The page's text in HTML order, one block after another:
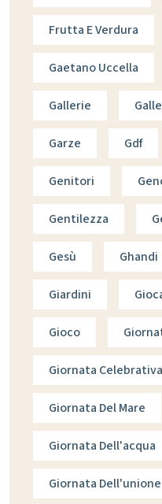
Frutta E Verdura
Gaetano Uccella
Gallerie
Garze Gdf
Genitori
Gentilezza
Gesù Ghandi
Giardini
Gioco
Giornata Celebrativa
Giornata Del Mare
Giornata Dell'acqua
Giornata